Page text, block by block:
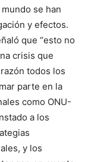
se han
y efectos.
que “esto no
crisis que
todos los
parte en la
como ONU-
a los
y los